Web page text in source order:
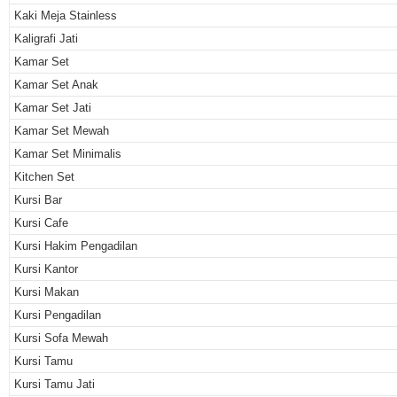
Kaki Meja Stainless
Kaligrafi Jati
Kamar Set
Kamar Set Anak
Kamar Set Jati
Kamar Set Mewah
Kamar Set Minimalis
Kitchen Set
Kursi Bar
Kursi Cafe
Kursi Hakim Pengadilan
Kursi Kantor
Kursi Makan
Kursi Pengadilan
Kursi Sofa Mewah
Kursi Tamu
Kursi Tamu Jati